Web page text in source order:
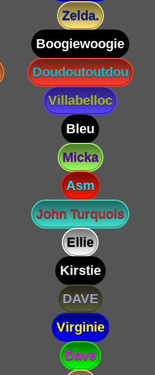
Zelda.
Boogiewoogie
Doudoutoutdou
Villabelloc
Bleu
Micka
Asm
John Turquois
Ellie
Kirstie
DAVE
Virginie
Dave